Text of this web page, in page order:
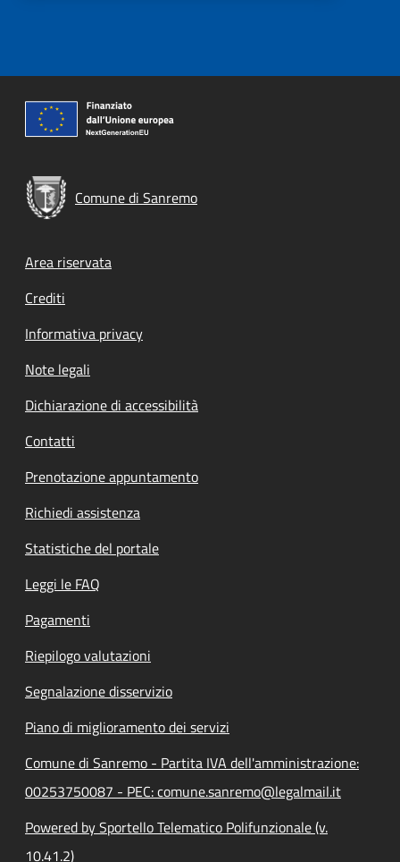
Comune di Sanremo
Footer menu
Area riservata
Crediti
Informativa privacy
Note legali
Dichiarazione di accessibilità
Contatti
Prenotazione appuntamento
Richiedi assistenza
Statistiche del portale
Leggi le FAQ
Pagamenti
Riepilogo valutazioni
Segnalazione disservizio
Piano di miglioramento dei servizi
Comune di Sanremo - Partita IVA dell'amministrazione:
00253750087 - PEC: comune.sanremo@legalmail.it
Powered by Sportello Telematico Polifunzionale (v.
10.41.2)